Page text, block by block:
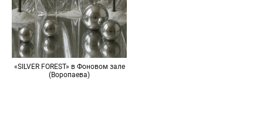
«SILVER FOREST» в Фоновом зале
(Воропаева)